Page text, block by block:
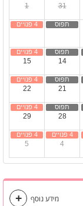
31
1
14
15
21
22
28
29
4
5
מידע נוסף